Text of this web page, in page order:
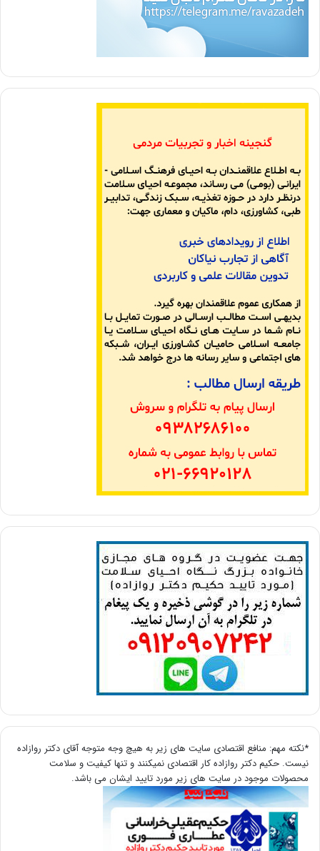
*نکته مهم: منافع اقتصادی سایت های زیر به هیچ وجه متوجه آقای دکتر روازاده
نیست. حکیم دکتر روازاده کار اقتصادی نمیکنند و تنها کیفیت و سلامت
محصولات موجود در سایت های زیر مورد تایید ایشان می باشد.